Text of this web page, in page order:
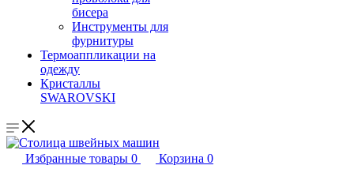
бисера
Инструменты для
фурнитуры
Термоаппликации на
одежду
Кристаллы
SWAROVSKI
Избранные товары 0 Корзина 0